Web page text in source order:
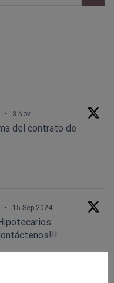
· 3 Nov
del contrato de
· 15 Sep 2024